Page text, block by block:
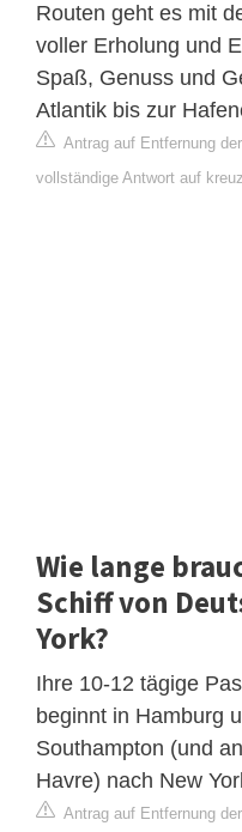
Routen geht es mit
voller Erholung und
Spaß, Genuss und
Atlantik bis zur
Antrag auf Entfernung
vollständige Antwort auf
Wie lange
Schiff von
York?
Ihre 10-12 tägige
beginnt in Hamburg
Southampton (und
Havre) nach New
Antrag auf Entfernung